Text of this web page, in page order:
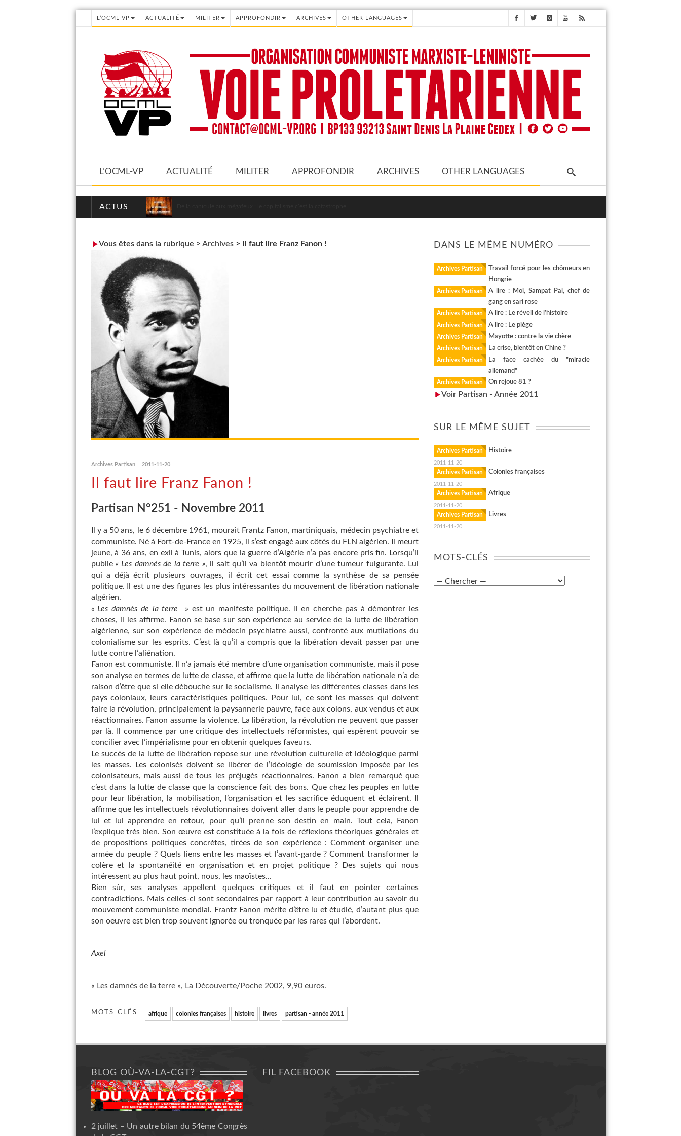
L’OCML-VP ACTUALITÉ MILITER APPROFONDIR ARCHIVES OTHER LANGUAGES
L’OCML-VP ACTUALITÉ MILITER APPROFONDIR ARCHIVES OTHER LANGUAGES
ACTUS
Vous êtes dans la rubrique > Archives> Il faut lire Franz Fanon !
Archives Partisan 2011-11-20
Il faut lire Franz Fanon !
Partisan N°251 - Novembre 2011
Il y a 50 ans, le 6 décembre 1961, mourait Frantz Fanon, martiniquais, médecin psychiatre et
communiste. Né à Fort-de-France en 1925, il s’est engagé aux côtés du FLN algérien. Il meurt
jeune, à 36 ans, en exil à Tunis, alors que la guerre d’Algérie n’a pas encore pris fin. Lorsqu’il
publie « Les damnés de la terre », il sait qu’il va bientôt mourir d’une tumeur fulgurante. Lui
qui a déjà écrit plusieurs ouvrages, il écrit cet essai comme la synthèse de sa pensée
politique. Il est une des figures les plus intéressantes du mouvement de libération nationale
algérien.
« Les damnés de la terre
» est un manifeste politique. Il en cherche pas à démontrer les
choses, il les affirme. Fanon se base sur son expérience au service de la lutte de libération
algérienne, sur son expérience de médecin psychiatre aussi, confronté aux mutilations du
colonialisme sur les esprits. C’est là qu’il a compris que la libération devait passer par une
lutte contre l’aliénation.
Fanon est communiste. Il n’a jamais été membre d’une organisation communiste, mais il pose
son analyse en termes de lutte de classe, et affirme que la lutte de libération nationale n’a de
raison d’être que si elle débouche sur le socialisme. Il analyse les différentes classes dans les
pays coloniaux, leurs caractéristiques politiques. Pour lui, ce sont les masses qui doivent
faire la révolution, principalement la paysannerie pauvre, face aux colons, aux vendus et aux
réactionnaires. Fanon assume la violence. La libération, la révolution ne peuvent que passer
par là. Il commence par une critique des intellectuels réformistes, qui espèrent pouvoir se
concilier avec l’impérialisme pour en obtenir quelques faveurs.
Le succès de la lutte de libération repose sur une révolution culturelle et idéologique parmi
les masses. Les colonisés doivent se libérer de l’idéologie de soumission imposée par les
colonisateurs, mais aussi de tous les préjugés réactionnaires. Fanon a bien remarqué que
c’est dans la lutte de classe que la conscience fait des bons. Que chez les peuples en lutte
pour leur libération, la mobilisation, l’organisation et les sacrifice éduquent et éclairent. Il
affirme que les intellectuels révolutionnaires doivent aller dans le peuple pour apprendre de
lui et lui apprendre en retour, pour qu’il prenne son destin en main. Tout cela, Fanon
l’explique très bien. Son œuvre est constituée à la fois de réflexions théoriques générales et
de propositions politiques concrètes, tirées de son expérience : Comment organiser une
armée du peuple ? Quels liens entre les masses et l’avant-garde ? Comment transformer la
colère et la spontanéité en organisation et en projet politique ? Des sujets qui nous
intéressent au plus haut point, nous, les maoïstes...
Bien sûr, ses analyses appellent quelques critiques et il faut en pointer certaines
contradictions. Mais celles-ci sont secondaires par rapport à leur contribution au savoir du
mouvement communiste mondial. Frantz Fanon mérite d’être lu et étudié, d’autant plus que
son oeuvre est bien trop souvent ignorée ou tronquée par les rares qui l’abordent.
Axel
« Les damnés de la terre », La Découverte/Poche 2002, 9,90 euros.
MOTS-CLÉS afrique colonies françaises histoire livres partisan - année 2011
DANS LE MÊME NUMÉRO
Archives Partisan
Travail forcé pour les chômeurs en
Hongrie
Archives Partisan
A lire : Moi, Sampat Pal, chef de
gang en sari rose
Archives Partisan A lire : Le réveil de l’histoire
Archives Partisan A lire : Le piège
Archives Partisan Mayotte : contre la vie chère
Archives Partisan La crise, bientôt en Chine ?
Archives Partisan
La face cachée du "miracle
allemand"
Archives Partisan On rejoue 81 ?
Voir Partisan - Année 2011
SUR LE MÊME SUJET
Archives Partisan Histoire
2011-11-20
Archives Partisan Colonies françaises
2011-11-20
Archives Partisan Afrique
2011-11-20
Archives Partisan Livres
2011-11-20
MOTS-CLÉS
BLOG OÙ-VA-LA-CGT?
2 juillet – Un autre bilan du 54ème Congrès
FIL FACEBOOK